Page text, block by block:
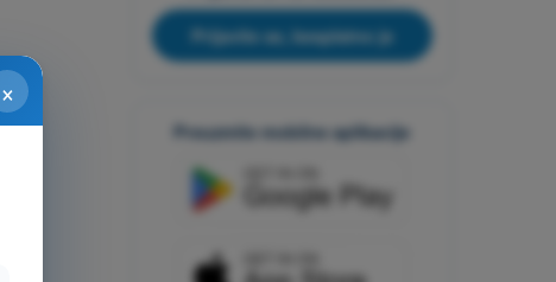
Prijavite se, besplatno je
Preuzmite mobilne aplikacije
×